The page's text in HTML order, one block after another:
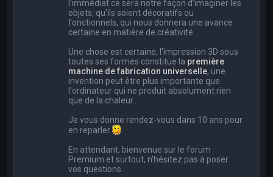
l'immédiat ce sera notre façon d'imaginer les
objets, qu'ils soient décoratifs ou
fonctionnels, qui nous donnera une avance
certaine en matière de créativité.
Une chose est certaine, l'impression 3D sous
toutes ses formes constitue la première
machine de fabrication universelle, une
invention peut être plus importante que
l'ordinateur qui ne produit absolument rien
que de la chaleur...
Je vous donne rendez-vous dans 10 ans pour
en reparler
En attendant, bienvenue sur le forum
Premium et surtout, n'hésitez pas à poser
vos questions.